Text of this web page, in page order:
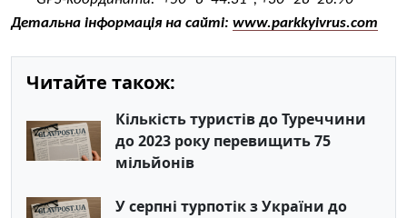
Детальна інформація на сайті: www.parkkyivrus.com
Читайте також:
Кількість туристів до Туреччини
до 2023 року перевищить 75
мільйонів
У серпні турпотік з України до